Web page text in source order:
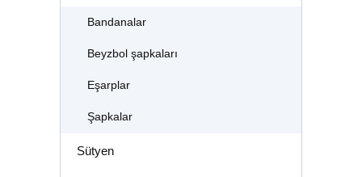
Bandanalar
Beyzbol şapkaları
Eşarplar
Şapkalar
Sütyen